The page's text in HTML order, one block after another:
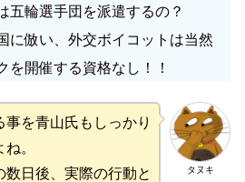
五輪選手団を派遣するの？
に倣い、外交ボイコットは当然
を開催する資格なし！！
タヌキ
事を青山氏もしっかり
。
日後、実際の行動と